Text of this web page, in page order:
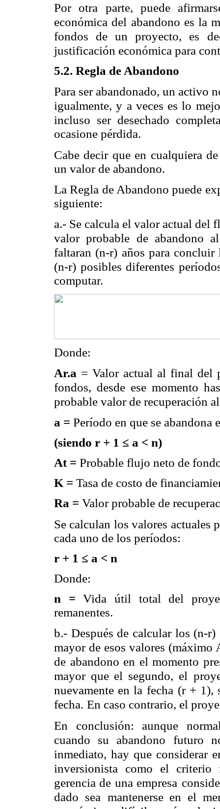
Por otra parte, puede
económica del abandono es la
fondos de un proyecto, es
justificación económica para
5.2. Regla de Abandono
Para ser abandonado, un activo
igualmente, y a veces es lo
incluso ser desechado
ocasione pérdida.
Cabe decir que en cualquiera
un valor de abandono.
La Regla de Abandono puede
siguiente:
a.- Se calcula el valor actual del
valor probable de abandono
faltaran (n-r) años para
(n-r) posibles diferentes
computar.
Donde:
Ar.a = Valor actual al final del
fondos, desde ese momento
probable valor de recuperación
a = Período en que se abandona
(siendo r + 1 ≤ a < n)
At = Probable flujo neto de
K = Tasa de costo de
Ra = Valor probable de
Se calculan los valores actuales
cada uno de los períodos:
r + 1 ≤ a < n
Donde:
n =Vida útil total del
remanentes.
b.- Después de calcular los (n-r)
mayor de esos valores (máximo
de abandono en el momento
mayor que el segundo, el
nuevamente en la fecha (r + 1),
fecha. En caso contrario, el
En conclusión: aunque
cuando su abandono futuro
inmediato, hay que considerar
inversionista como el criterio
gerencia de una empresa
dado sea mantenerse en el